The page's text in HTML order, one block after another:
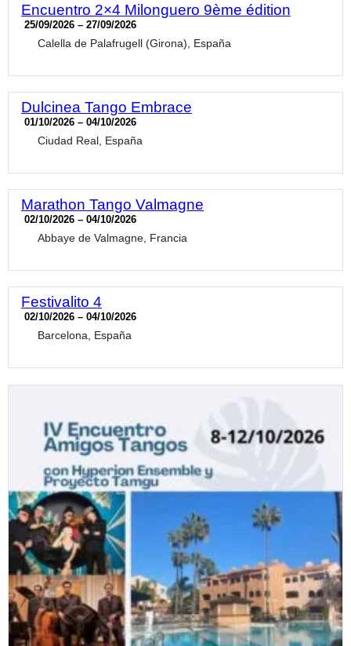
Encuentro 2×4 Milonguero 9ème édition
25/09/2026 – 27/09/2026
Calella de Palafrugell (Girona), España
Dulcinea Tango Embrace
01/10/2026 – 04/10/2026
Ciudad Real, España
Marathon Tango Valmagne
02/10/2026 – 04/10/2026
Abbaye de Valmagne, Francia
Festivalito 4
02/10/2026 – 04/10/2026
Barcelona, España